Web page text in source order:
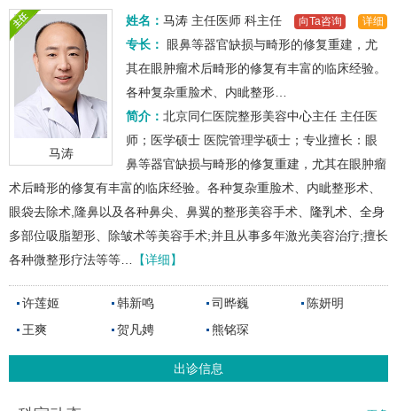
马涛
姓名： 马涛 主任医师 科主任 向Ta咨询 详细
专长：
眼鼻等器官缺损与畸形的修复重建，尤
其在眼肿瘤术后畸形的修复有丰富的临床经验。
各种复杂重脸术、内眦整形…
简介： 北京同仁医院整形美容中心主任 主任医
师；医学硕士 医院管理学硕士；专业擅长：眼
鼻等器官缺损与畸形的修复重建，尤其在眼肿瘤
术后畸形的修复有丰富的临床经验。各种复杂重脸术、内眦整形术、
眼袋去除术,隆鼻以及各种鼻尖、鼻翼的整形美容手术、 隆乳术 、全身
多部位吸脂塑形、除皱术等美容手术;并且从事多年激光美容治疗;擅长
各种微整形疗法等等…
【详细】
许莲姬 韩新鸣 司晔巍
陈妍明
王爽
贺凡娉 熊铭琛
出诊信息